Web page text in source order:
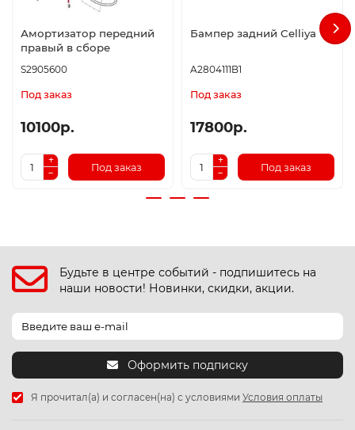
Амортизатор передний
правый в сборе
S2905600
Под заказ
10100р.
Под заказ
Бампер задний Celliya
A2804111B1
Под заказ
17800р.
Под заказ
Будьте в центре событий - подпишитесь на
наши новости! Новинки, скидки, акции.
Оформить подписку
Я прочитал(а) и согласен(на) с условиями Условия оплаты